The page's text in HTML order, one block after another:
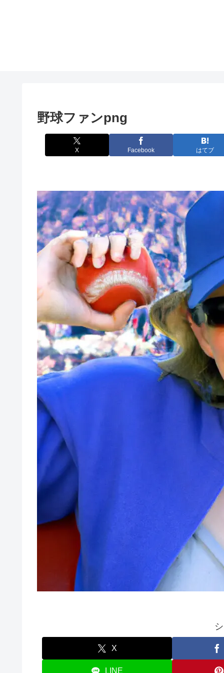
野球ファンpng
X Facebook はてブ
X
LINE